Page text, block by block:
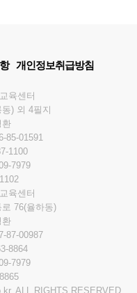
개인정보취급방침
육센터
) 외 4필지
환
85-01591
1100
7979
육센터
76(율하동)
환
87-00987
8864
7979
ALL RIGHTS RESERVED.